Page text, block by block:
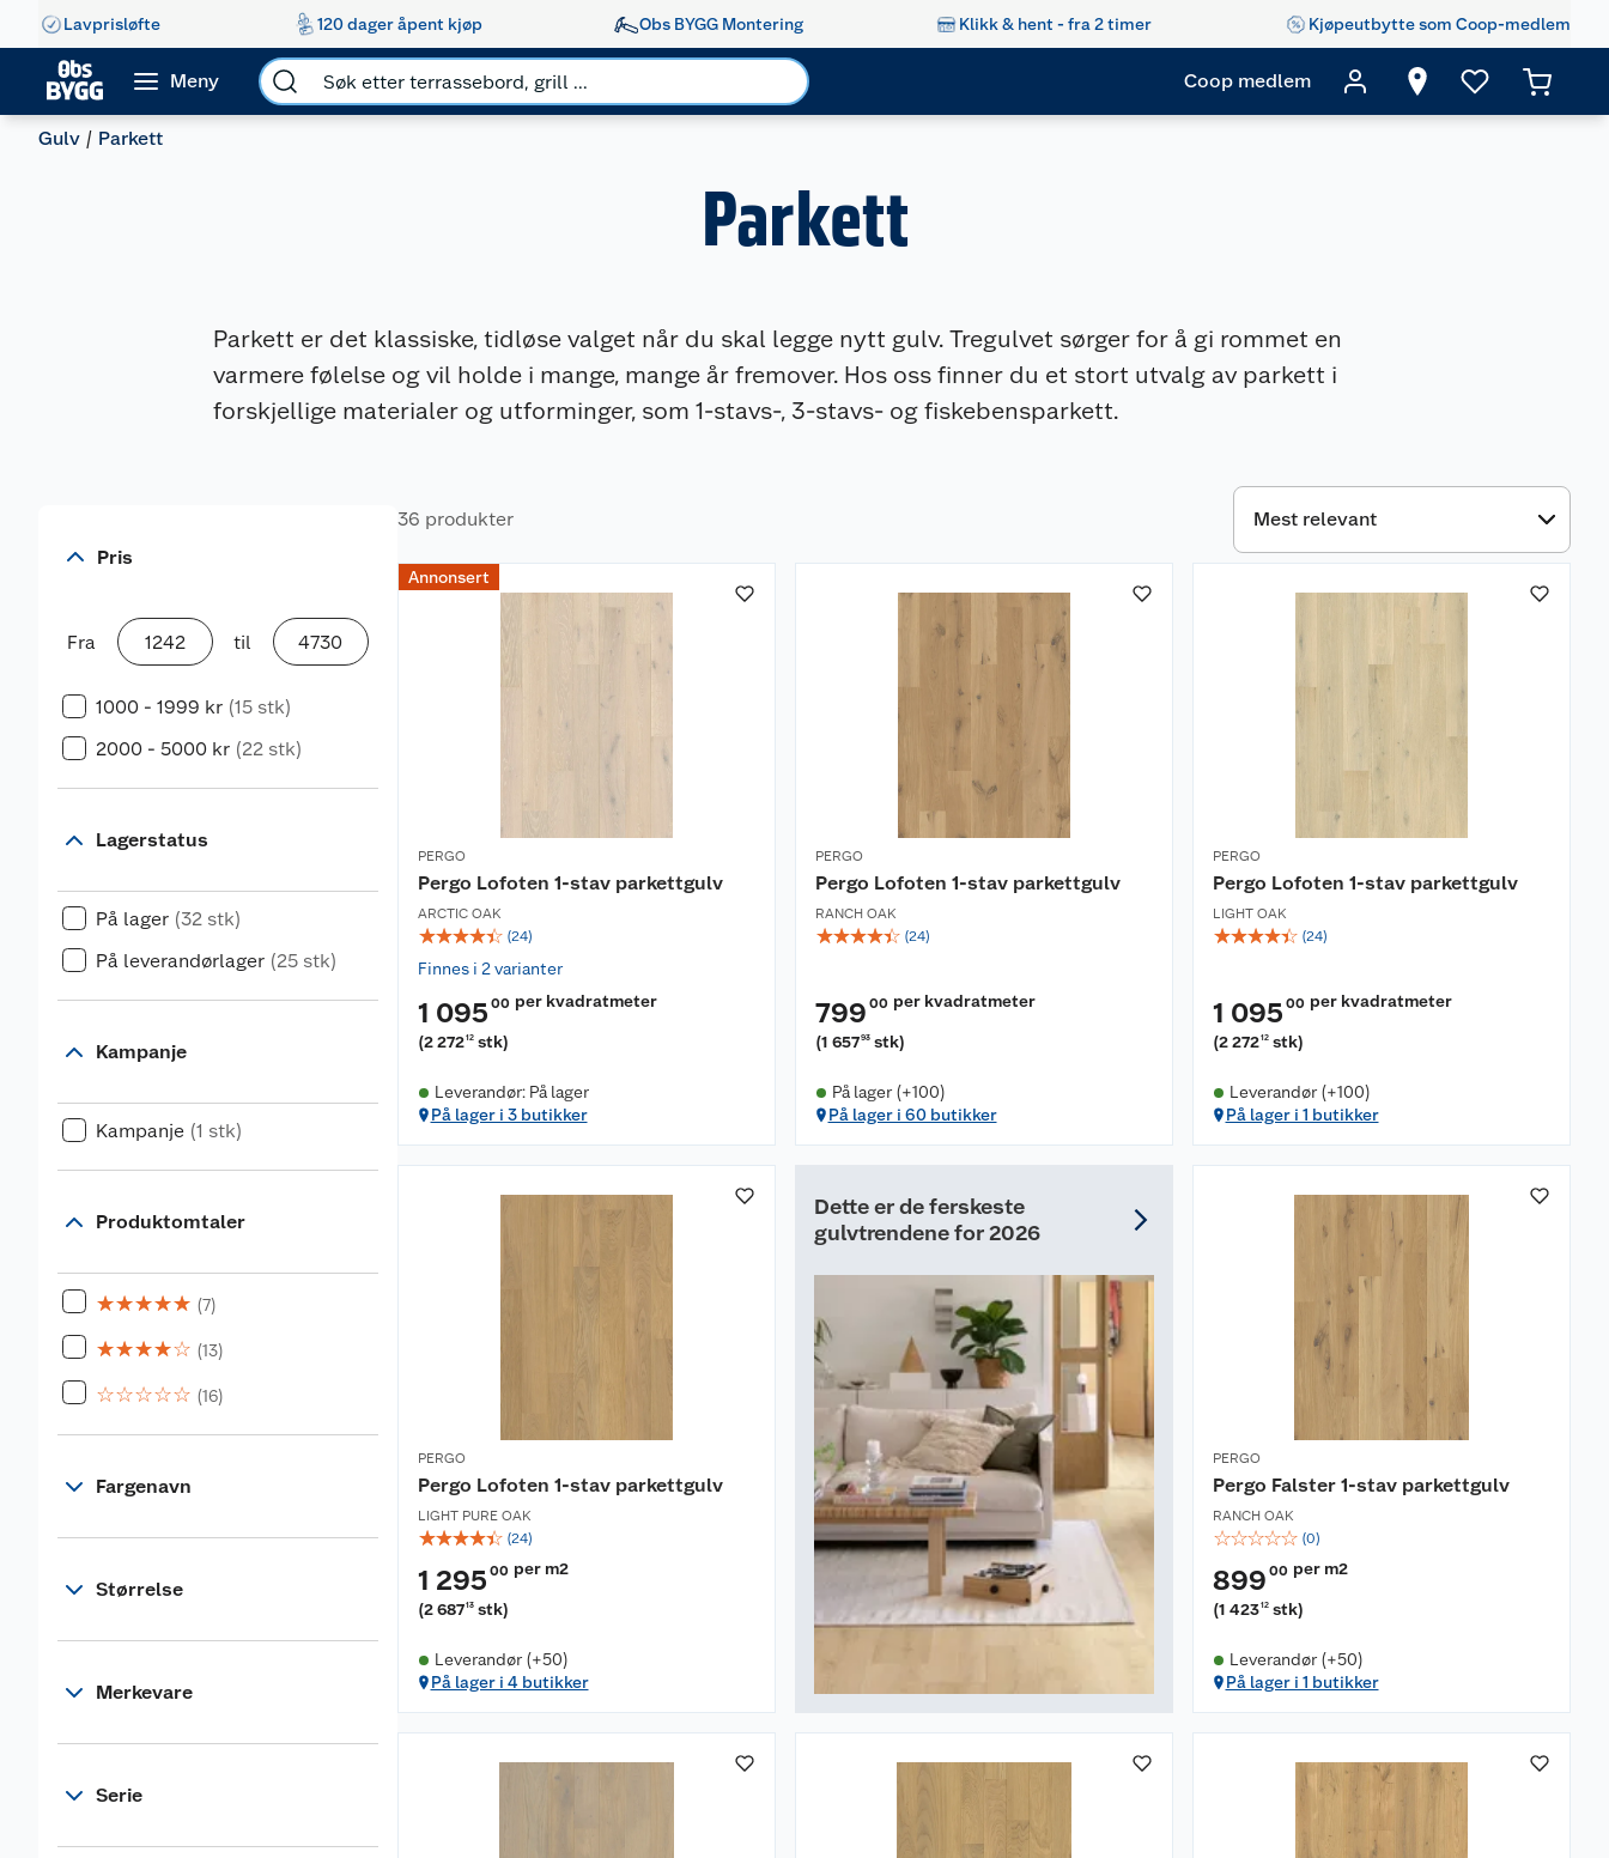
Lavprisløfte 120 dager åpent kjøp Obs BYGG Montering Klikk & hent - fra 2 timer Kjøpeutbytte som Coop-medlem
Meny Coop medlem
Gulv Parkett
Parkett
Parkett er det klassiske, tidløse valget når du skal legge nytt gulv. Tregulvet sørger for å gi rommet en
varmere følelse og vil holde i mange, mange år fremover. Hos oss finner du et stort utvalg av parkett i
forskjellige materialer og utforminger, som 1-stavs-, 3-stavs- og fiskebensparkett.
Pris
Fra til
1000 - 1999 kr (15 stk)
2000 - 5000 kr (22 stk)
Lagerstatus
På lager (32 stk)
På leverandørlager (25 stk)
Kampanje
Kampanje (1 stk)
Produktomtaler
☆☆☆☆☆ (7)
☆☆☆☆☆ (13)
☆☆☆☆☆ (16)
Fargenavn
Størrelse
Merkevare
Serie
36 produkter
Annonsert
PERGO
Pergo Lofoten 1-stav parkettgulv
ARCTIC OAK
☆☆☆☆☆ (24)
Finnes i 2 varianter
1 095 00 per kvadratmeter
(2 27212 stk)
Leverandør: På lager
På lager i 3 butikker
PERGO
Pergo Lofoten 1-stav parkettgulv
RANCH OAK
☆☆☆☆☆ (24)
799 00 per kvadratmeter
(1 65793 stk)
På lager (+100)
På lager i 60 butikker
PERGO
Pergo Lofoten 1-stav parkettgulv
LIGHT OAK
☆☆☆☆☆ (24)
1 095 00 per kvadratmeter
(2 27212 stk)
Leverandør (+100)
På lager i 1 butikker
PERGO
Pergo Lofoten 1-stav parkettgulv
LIGHT PURE OAK
☆☆☆☆☆ (24)
1 295 00 per m2
(2 68713 stk)
Leverandør (+50)
På lager i 4 butikker
Dette er de ferskeste
gulvtrendene for 2026
PERGO
Pergo Falster 1-stav parkettgulv
RANCH OAK
☆☆☆☆☆ (0)
899 00 per m2
(1 42312 stk)
Leverandør (+50)
På lager i 1 butikker